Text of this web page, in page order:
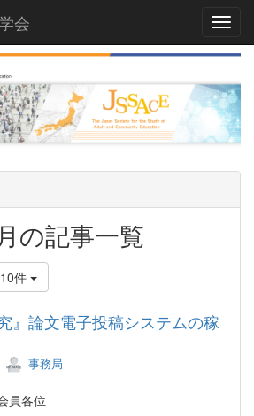
会
の記事一覧
10件
』論文電子投稿システムの稼
事務局
員各位